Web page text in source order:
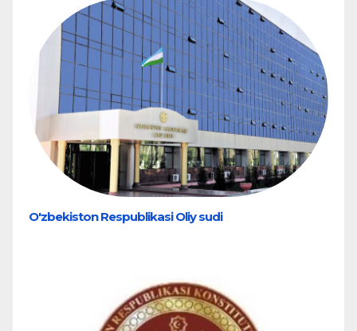
O'zbekiston Respublikasi Oliy sudi